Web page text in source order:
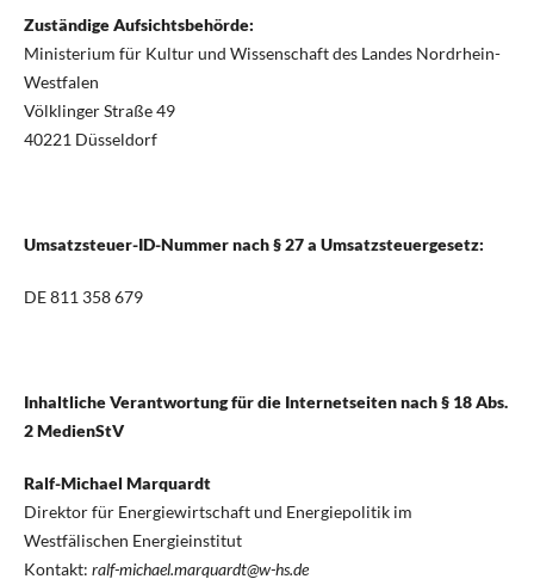
Zuständige Aufsichtsbehörde:
Ministerium für Kultur und Wissenschaft des Landes Nordrhein-
Westfalen
Völklinger Straße 49
40221 Düsseldorf
Umsatzsteuer-ID-Nummer nach § 27 a Umsatzsteuergesetz:
DE 811 358 679
Inhaltliche Verantwortung für die Internetseiten nach § 18 Abs.
2 MedienStV
Ralf-Michael Marquardt
Direktor für Energiewirtschaft und Energiepolitik im
Westfälischen Energieinstitut
Kontakt: ralf-michael.marquardt@w-hs.de